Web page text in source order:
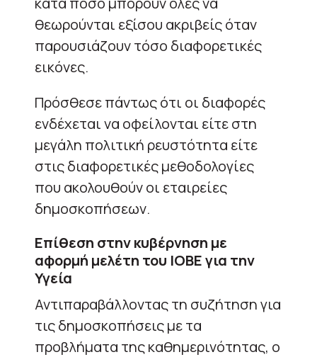
θεωρούνται εξίσου ακριβείς όταν
παρουσιάζουν τόσο διαφορετικές
εικόνες.
Πρόσθεσε πάντως ότι οι διαφορές
ενδέχεται να οφείλονται είτε στη
μεγάλη πολιτική ρευστότητα είτε
στις διαφορετικές μεθοδολογίες
που ακολουθούν οι εταιρείες
δημοσκοπήσεων.
Επίθεση στην κυβέρνηση με
αφορμή μελέτη του ΙΟΒΕ για την
Υγεία
Αντιπαραβάλλοντας τη συζήτηση για
τις δημοσκοπήσεις με τα
προβλήματα της καθημερινότητας, ο